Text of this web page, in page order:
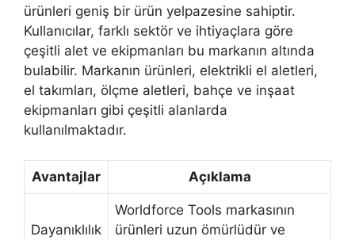
ürünleri geniş bir ürün yelpazesine sahiptir.
Kullanıcılar, farklı sektör ve ihtiyaçlara göre
çeşitli alet ve ekipmanları bu markanın altında
bulabilir. Markanın ürünleri, elektrikli el aletleri,
el takımları, ölçme aletleri, bahçe ve inşaat
ekipmanları gibi çeşitli alanlarda
kullanılmaktadır.
Avantajlar Açıklama
Dayanıklılık
Worldforce Tools markasının
ürünleri uzun ömürlüdür ve